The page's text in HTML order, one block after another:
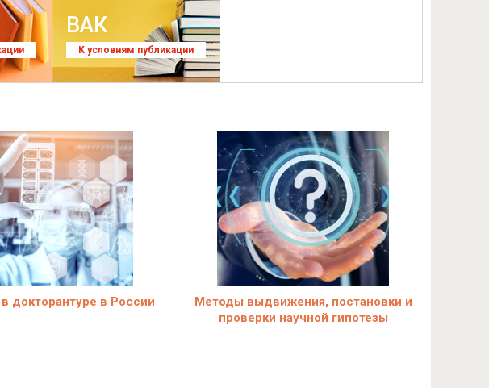
ВАК
К условиям публикации
докторантуре в России
Методы выдвижения, постановки и
проверки научной гипотезы